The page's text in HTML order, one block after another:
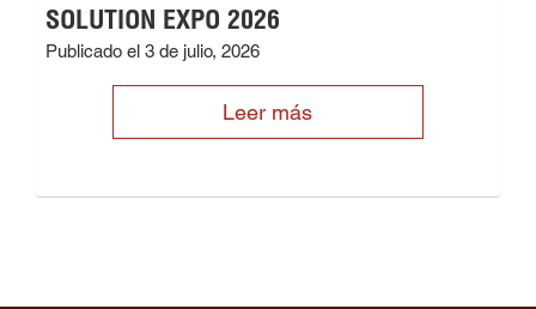
SOLUTION EXPO 2026
Publicado el 3 de julio, 2026
Leer más